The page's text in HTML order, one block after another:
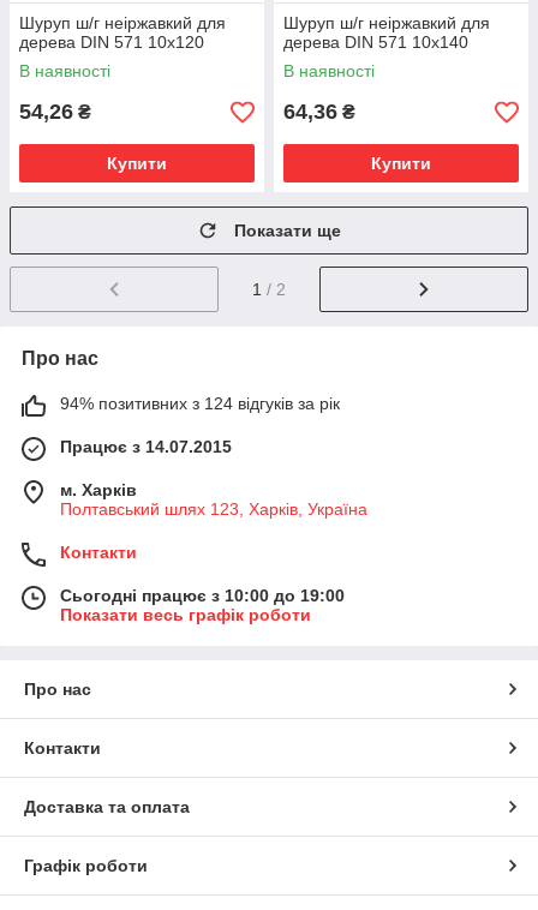
Шуруп ш/г неіржавкий для
дерева DIN 571 10х120
В наявності
54,26 ₴
Купити
Шуруп ш/г неіржавкий для
дерева DIN 571 10х140
В наявності
64,36 ₴
Купити
Показати ще
1 / 2
Про нас
94% позитивних з 124 відгуків за рік
Працює з 14.07.2015
м. Харків
Полтавський шлях 123, Харків, Україна
Контакти
Сьогодні працює з 10:00 до 19:00
Показати весь графік роботи
Про нас
Контакти
Доставка та оплата
Графік роботи